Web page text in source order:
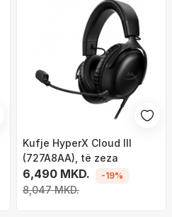
Kufje HyperX Cloud III
(727A8AA), të zeza
6,490 MKD.
8,047 MKD.
-19%